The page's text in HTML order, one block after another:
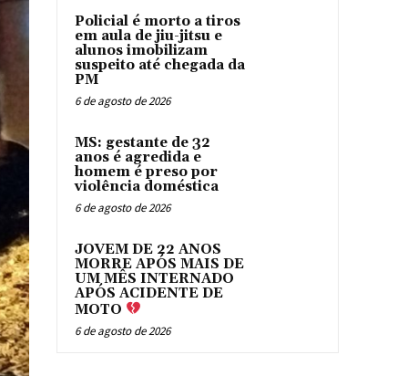
Policial é morto a tiros
em aula de jiu-jitsu e
alunos imobilizam
suspeito até chegada da
PM
6 de agosto de 2026
MS: gestante de 32
anos é agredida e
homem é preso por
violência doméstica
6 de agosto de 2026
JOVEM DE 22 ANOS
MORRE APÓS MAIS DE
UM MÊS INTERNADO
APÓS ACIDENTE DE
MOTO
6 de agosto de 2026